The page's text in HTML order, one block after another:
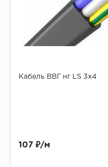
Кабель ВВГ нг LS 3x4
107 ₽/м